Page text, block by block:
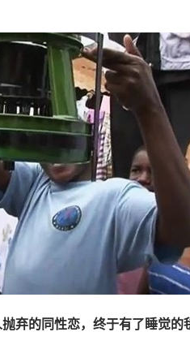
弃的同性恋，终于有了睡觉的